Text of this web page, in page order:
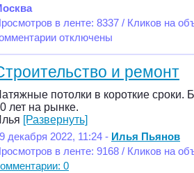
в ленте: 8337 / Кликов на
отключены
и ремонт
потолки в короткие сроки.
лет на рынке.
[Развернуть]
декабря 2022, 11:24 - Илья Пьянов
в ленте: 9168 / Кликов на
0